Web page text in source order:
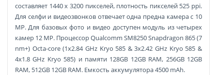
составляет 1440 x 3200 пикселей, плотность пикселей 525 ppi.
Для селфи и видеозвонков отвечает одна предна камера с 10
MP. Для базовых фото и видео доступен модуль из четырех
камер 12 MP. Процессор Qualcomm SM8250 Snapdragon 865 (7
nm+) Octa-core (1x2.84 GHz Kryo 585 & 3x2.42 GHz Kryo 585 &
4x1.8 GHz Kryo 585) и памяти 128GB 12GB RAM, 256GB 12GB
RAM, 512GB 12GB RAM. Емкость аккумулятора 4500 mAh.